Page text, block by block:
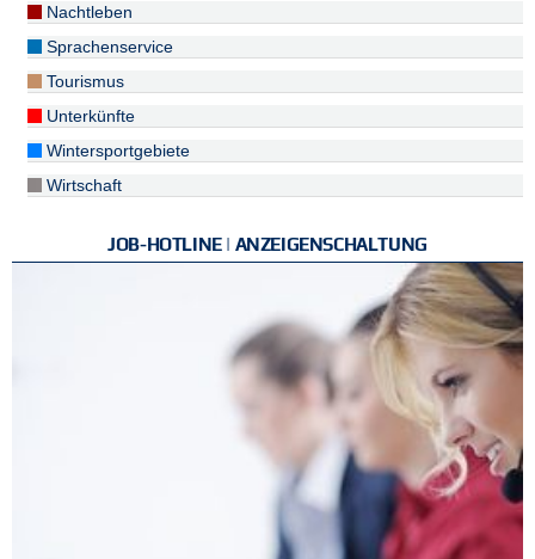
Nachtleben
Sprachenservice
Tourismus
Unterkünfte
Wintersportgebiete
Wirtschaft
JOB-HOTLINE | ANZEIGENSCHALTUNG